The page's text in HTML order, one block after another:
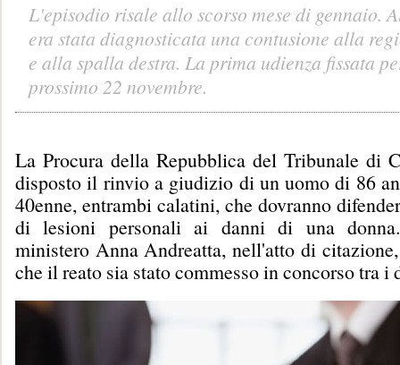
L'episodio risale allo scorso mese di gennaio.
era stata diagnosticata una contusione alla
e alla spalla destra. La prima udienza fissata
prossimo 22 novembre.
La Procura della Repubblica del Tribunale di
disposto il rinvio a giudizio di un uomo di 86
40enne, entrambi calatini, che dovranno
di lesioni personali ai danni di una
ministero Anna Andreatta, nell'atto di
che il reato sia stato commesso in concorso tra i